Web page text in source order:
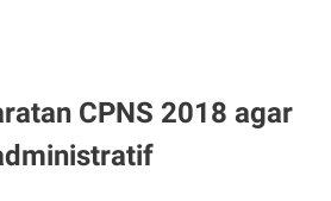
CPNS 2018 agar